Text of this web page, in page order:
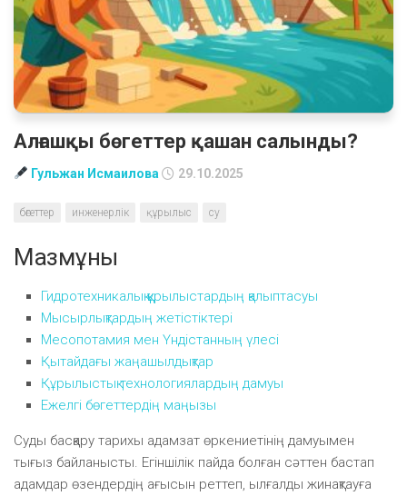
Алғашқы бөгеттер қашан салынды?
Гульжан Исмаилова 29.10.2025
бөгеттер инженерлік құрылыс су
Мазмұны
Гидротехникалық құрылыстардың қалыптасуы
Мысырлықтардың жетістіктері
Месопотамия мен Үндістанның үлесі
Қытайдағы жаңашылдықтар
Құрылыстық технологиялардың дамуы
Ежелгі бөгеттердің маңызы
Суды басқару тарихы адамзат өркениетінің дамуымен
тығыз байланысты. Егіншілік пайда болған сәттен бастап
адамдар өзендердің ағысын реттеп, ылғалды жинақтауға